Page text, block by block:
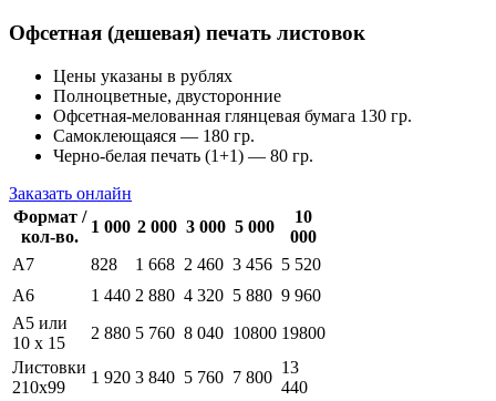
Офсетная (дешевая) печать листовок
Цены указаны в рублях
Полноцветные, двусторонние
Офсетная-мелованная глянцевая бумага 130 гр.
Самоклеющаяся — 180 гр.
Черно-белая печать (1+1) — 80 гр.
Заказать онлайн
Формат /
кол-во.
1 000 2 000 3 000 5 000
10
000
А7
828 1 668 2 460 3 456 5 520
А6
1 440 2 880 4 320 5 880 9 960
А5 или
10 х 15
2 880 5 760 8 040 10800 19800
Листовки
210х99
1 920 3 840 5 760 7 800
13
440